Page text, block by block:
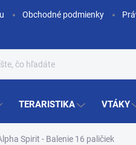
Obchodné podmienky
TERARISTIKA VTÁKY
Spirit - Balenie 16 paličiek